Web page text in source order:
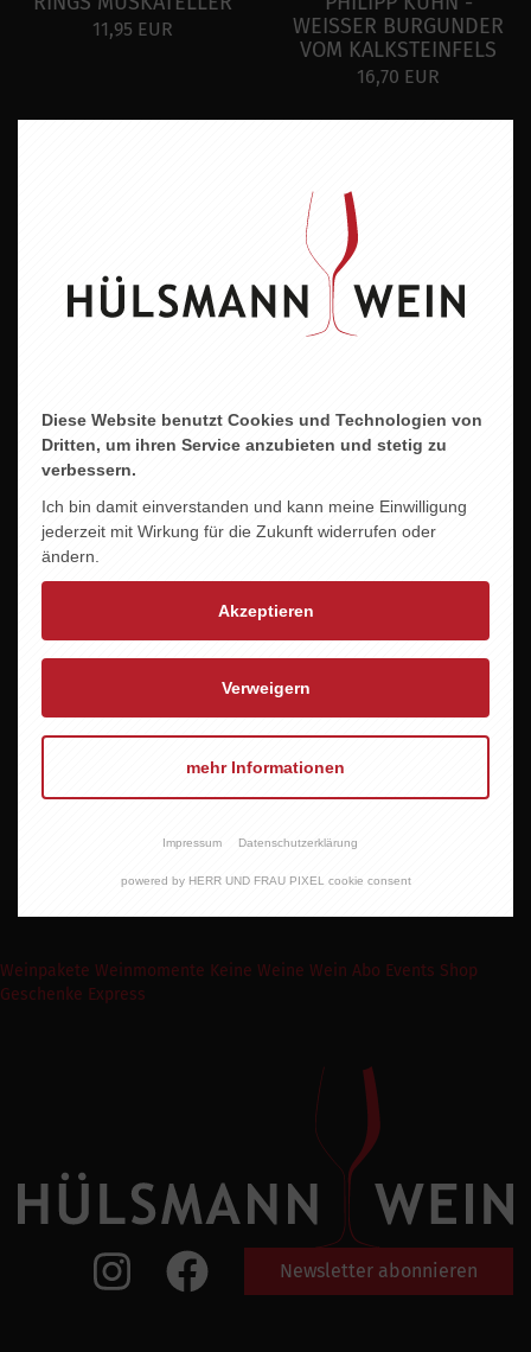
11,95 EUR
WEISSER BURGUNDER
VOM KALKSTEINFELS
16,70 EUR
NIK WEIS
WEISSBURGUNDER
9,95 EUR
OBERROTWEILER
FEINHERB
6,95 EUR
Weinpakete Weinmomente Keine Weine Wein Abo Events Shop
Geschenke Express
Newsletter abonnieren
Diese Website benutzt Cookies und Technologien von
Dritten, um ihren Service anzubieten und stetig zu
verbessern.
Ich bin damit einverstanden und kann meine Einwilligung
jederzeit mit Wirkung für die Zukunft widerrufen oder
ändern.
Akzeptieren
Verweigern
mehr Informationen
Impressum Datenschutzerklärung
powered by HERR UND FRAU PIXEL cookie consent